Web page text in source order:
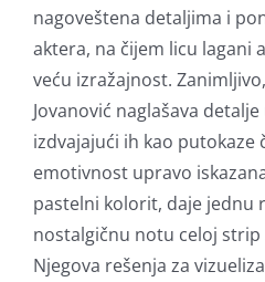
nagoveštena detaljima i
aktera, na čijem licu lagani
veću izražajnost.
Jovanović naglašava
izdvajajući ih kao putokaze
emotivnost upravo
pastelni kolorit, daje jednu
nostalgičnu notu celoj
Njegova rešenja za